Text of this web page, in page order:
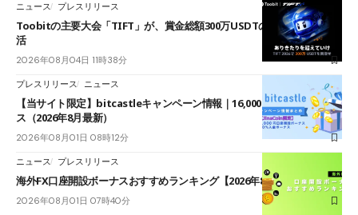
ニュース プレスリリース
Toobitの主要大会「TIFT」が、賞金総額300万USDTのレースとして復
活
2026年08月04日 11時38分
プレスリリース ニュース
【当サイト限定】bitcastleキャンペーン情報｜16,000円口座開設ボーナ
ス（2026年8月最新）
2026年08月01日 08時12分
ニュース プレスリリース
海外FX口座開設ボーナスおすすめランキング【2026年8月最新】
2026年08月01日 07時40分